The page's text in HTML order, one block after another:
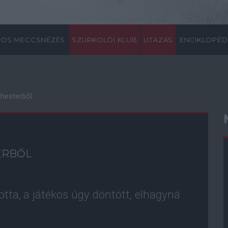
MECCSNÉZÉS SZURKOLÓI KLUB UTAZÁS
a játékos úgy döntött, elhagyná